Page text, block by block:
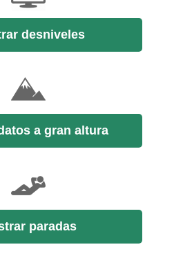
desniveles
a gran altura
paradas